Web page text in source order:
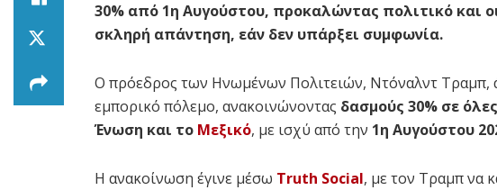
30% από 1η Αυγούστου, προκαλώντας πολιτικό και
σκληρή απάντηση, εάν δεν υπάρξει συμφωνία.
Ο πρόεδρος των Ηνωμένων Πολιτειών, Ντόναλντ Τραμπ,
εμπορικό πόλεμο, ανακοινώνοντας δασμούς 30% σε
Ένωση και το Μεξικό, με ισχύ από την 1η Αυγούστου
Η ανακοίνωση έγινε μέσω Truth Social, με τον Τραμπ να